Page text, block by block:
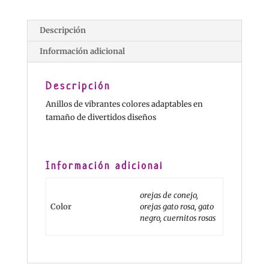
Descripción
Información adicional
Descripción
Anillos de vibrantes colores adaptables en
tamaño de divertidos diseños
Información adicional
Color
orejas de conejo,
orejas gato rosa, gato
negro, cuernitos rosas